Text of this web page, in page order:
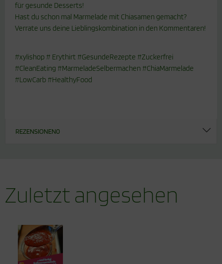
für gesunde Desserts!
Hast du schon mal Marmelade mit Chiasamen gemacht?
Verrate uns deine Lieblingskombination in den Kommentaren!
#xylishop # Erythirt #GesundeRezepte #Zuckerfrei
#CleanEating #MarmeladeSelbermachen #ChiaMarmelade
#LowCarb #HealthyFood
REZENSIONEN0
Zuletzt angesehen